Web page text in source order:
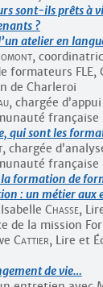
sont-ils prêts à
?
atelier en
,
formateurs FLE,
de Charleroi
, chargée
française
qui sont les
, chargée
française
formation de
: un métier aux
Chasse,
de la mission
Cattier, Lire et
de vie…